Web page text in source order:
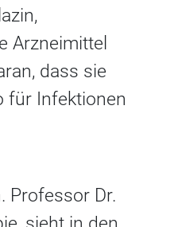
Arzneimittel
dass sie
für Infektionen
Professor Dr.